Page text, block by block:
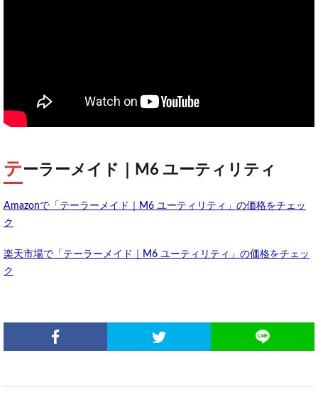
テーラーメイド｜M6 ユーティリティ
Amazonで「テーラーメイド｜M6 ユーティリティ」の価格をチェッ
ク
楽天市場で「テーラーメイド｜M6 ユーティリティ」の価格をチェッ
ク